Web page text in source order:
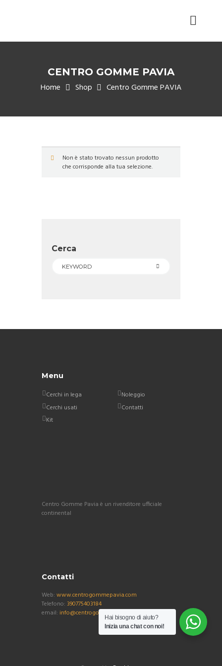
CENTRO GOMME PAVIA
Home Shop Centro Gomme PAVIA
Non è stato trovato nessun prodotto
che corrisponde alla tua selezione.
Cerca
Menu
Cerchi in lega
Cerchi usati
Kit
Noleggio
Contatti
Centro Gomme Pavia è un rivenditore ufficiale
continental
Contatti
Web: www.centrogommepavia.com
Telefono: 390775403184
email: info@centrogommepavia.com
Hai bisogno di aiuto?
Inizia una chat con noi!